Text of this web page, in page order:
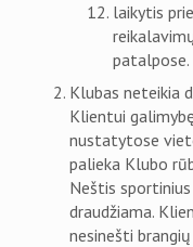
laikytis
patalpose.
Klubas neteikia
Klientui
nustatytose
palieka Klubo
Neštis
draudžiama.
nesinešti